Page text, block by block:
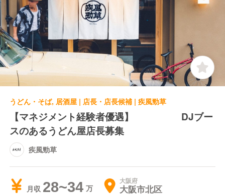
うどん・そば, 居酒屋 | 店長・店長候補 | 疾風勁草
【マネジメント経験者優遇】 DJブー
スのあるうどん屋店長募集
疾風勁草
月収 28~34 大阪府
大阪市北区